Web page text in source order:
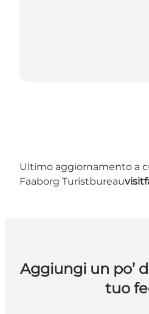
Ultimo aggiornamento a
Faaborg Turistbureau
Aggiungi un po’
tuo